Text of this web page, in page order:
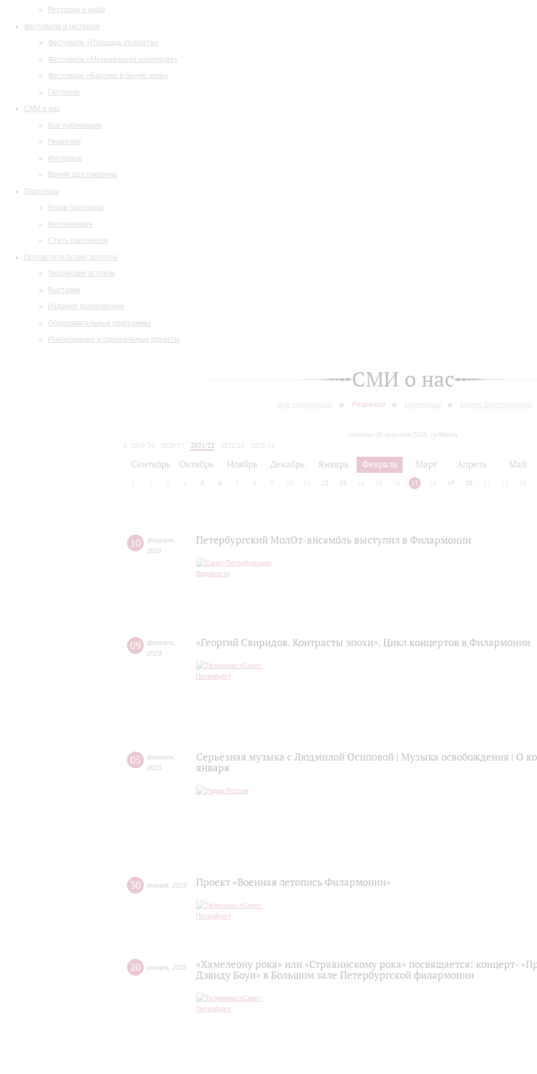
Ресторан и кафе
Фестивали и гастроли
Фестиваль «Площадь Искусств»
Фестиваль «Музыкальная коллекция»
Фестиваль «Барокко в белую ночь»
Гастроли
СМИ о нас
Все публикации
Рецензии
Интервью
Время Шостаковича
Партнеры
Наши партнеры
Фотогалерея
Стать партнером
Просветительские проекты
Творческие встречи
Выставки
Издания филармонии
Образовательные программы
Инклюзивные и специальные проекты
СМИ о нас
Все публикации Рецензии Интервью Время Шостаковича
сегодня 08 августа 2026, суббота
2019/20 2020/21 2021/22 2022/23
2023/24
Сентябрь Октябрь Ноябрь Декабрь Январь Февраль Март Апрель Май
2 3 4 5 6 7 8 9 10 12 13 14 15 16 17 18 19 20 21 22 23
10 февраля
2023
Петербургский МолОт-ансамбль выступил в Филармонии
09 февраля
2023
«Георгий Свиридов. Контрасты эпохи». Цикл концертов в Филармонии
05 февраля
2023
Серьёзная музыка с Людмилой Осиповой | Музыка освобождения | О
января
30 января 2023 Проект «Военная летопись Филармонии»
20 января 2023
«Хамелеону рока» или «Стравинскому рока» посвящается: концерт-
Дэвиду Боуи» в Большом зале Петербургской филармонии